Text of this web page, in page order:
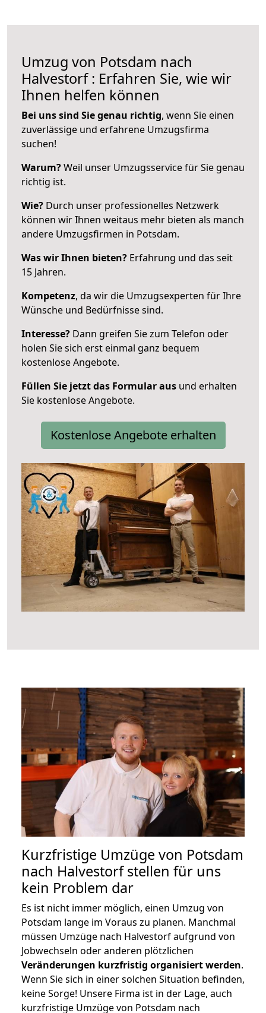
Umzug von Potsdam nach
Halvestorf : Erfahren Sie, wie wir
Ihnen helfen können
Bei uns sind Sie genau richtig, wenn Sie einen
zuverlässige und erfahrene Umzugsfirma
suchen!
Warum?Weil unser Umzugsservice für Sie genau
richtig ist.
Wie? Durch unser professionelles Netzwerk
können wir Ihnen weitaus mehr bieten als manch
andere Umzugsfirmen in Potsdam.
Was wir Ihnen bieten? Erfahrung und das seit
15 Jahren.
Kompetenz, da wir die Umzugsexperten für Ihre
Wünsche und Bedürfnisse sind.
Interesse? Dann greifen Sie zum Telefon oder
holen Sie sich erst einmal ganz bequem
kostenlose Angebote.
Füllen Sie jetzt das Formular aus und erhalten
Sie kostenlose Angebote.
Kostenlose Angebote erhalten
Kurzfristige Umzüge von Potsdam
nach Halvestorf stellen für uns
kein Problem dar
Es ist nicht immer möglich, einen Umzug von
Potsdam lange im Voraus zu planen. Manchmal
müssen Umzüge nach Halvestorf aufgrund von
Jobwechseln oder anderen plötzlichen
Veränderungen kurzfristig organisiert werden.
Wenn Sie sich in einer solchen Situation befinden,
keine Sorge! Unsere Firma ist in der Lage, auch
kurzfristige Umzüge von Potsdam nach